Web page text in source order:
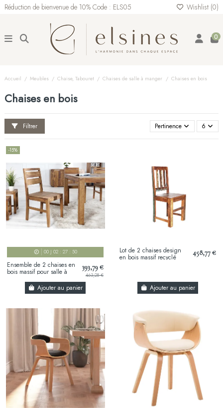
Réduction de bienvenue de 10% Code : ELS05 Wishlist (0)
0
Accueil Meubles Chaise, Tabouret Chaises de salle à manger Chaises en bois
Chaises en bois
Filtrer Pertinence 6
-15%
00J 02: 27: 49
Ensemble de 2 chaises en
bois massif pour salle à
393,79 €
463,28 €
Ajouter au panier
Lot de 2 chaises design
en bois massif recyclé
458,77 €
Ajouter au panier